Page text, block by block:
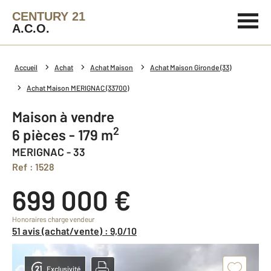
CENTURY 21
A.C.O.
Accueil Achat Achat Maison Achat Maison Gironde (33)
Achat Maison MERIGNAC (33700)
Maison à vendre
6 pièces - 179 m2
MERIGNAC - 33
Ref : 1528
699 000 €
Honoraires charge vendeur
51 avis (achat/vente) : 9,0/10
Exclusivité